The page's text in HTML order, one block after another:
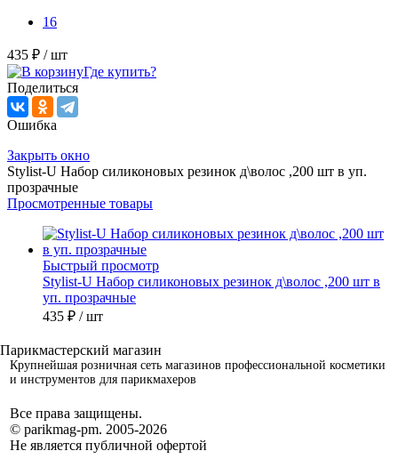
16
435 ₽ / шт
Где купить?
Поделиться
Ошибка
Закрыть окно
Stylist-U Набор силиконовых резинок д\волос ,200 шт в уп.
прозрачные
Просмотренные товары
Быстрый просмотр
Stylist-U Набор силиконовых резинок д\волос ,200 шт в
уп. прозрачные
435 ₽ / шт
Крупнейшая розничная сеть магазинов профессиональной косметики
и инструментов для парикмахеров
Все права защищены.
© parikmag-pm. 2005-2026
Не является публичной офертой